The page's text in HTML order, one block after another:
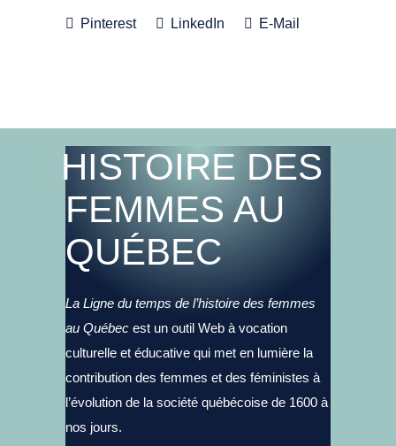
Pinterest LinkedIn E-Mail
HISTOIRE DES
FEMMES AU
QUÉBEC
La Ligne du temps de l’histoire des femmes
au Québec est un outil Web à vocation
culturelle et éducative qui met en lumière la
contribution des femmes et des féministes à
l’évolution de la société québécoise de 1600 à
nos jours.